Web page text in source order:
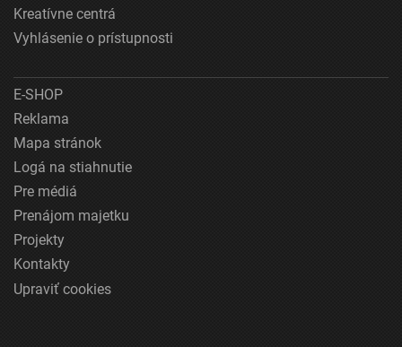
Kreatívne centrá
Vyhlásenie o prístupnosti
E-SHOP
Reklama
Mapa stránok
Logá na stiahnutie
Pre médiá
Prenájom majetku
Projekty
Kontakty
Upraviť cookies